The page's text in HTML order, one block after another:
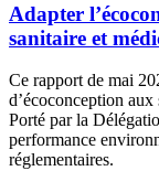
Adapter
sanitaire et
Ce rapport de mai
d’écoconception
Porté par la
performance
réglementaires.